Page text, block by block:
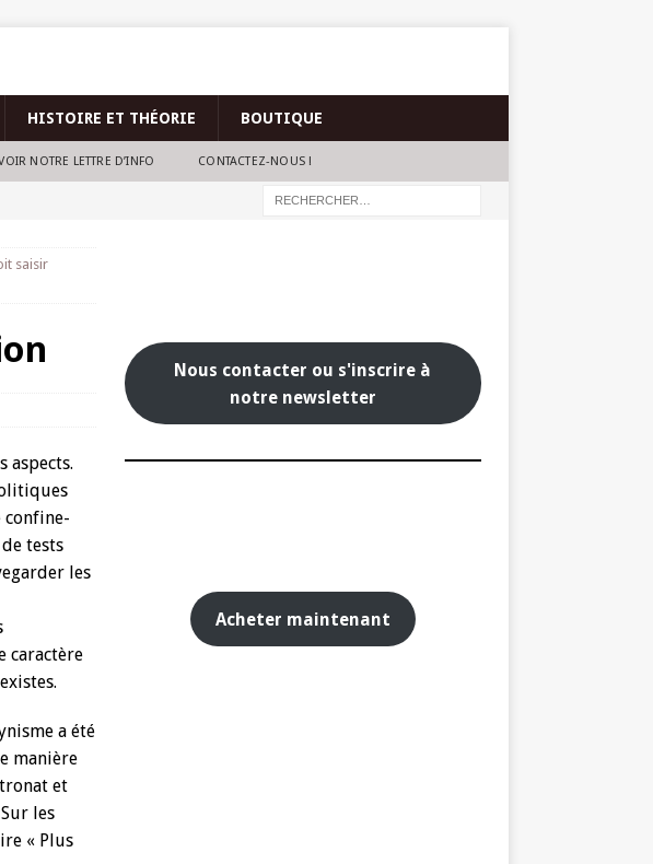
HISTOIRE ET THÉORIE BOUTIQUE
NOTRE LETTRE D’INFO CONTACTEZ-NOUS !
saisir
aspects.
confine-
tests
les
caractère
a été
manière
et
les
« Plus
Nous contacter ou s'inscrire à
notre newsletter
Acheter maintenant